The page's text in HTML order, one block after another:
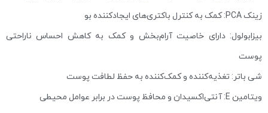
زینک PCA: کمک به کنترل باکتری‌های ایجادکننده بو
بیزابولول: دارای خاصیت آرام‌بخش و کمک به کاهش احساس ناراحتی
پوست
شی باتر: تغذیه‌کننده و کمک‌کننده به حفظ لطافت پوست
ویتامین E: آنتی‌اکسیدان و محافظ پوست در برابر عوامل محیطی